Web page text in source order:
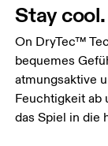
Stay
On DryTec™
bequemes
atmungsaktive
Feuchtigkeit ab
das Spiel in die